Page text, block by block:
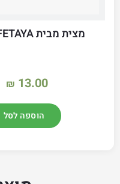
מצית מבית FETAYA עם זנב
₪ 13.00
הוספה לסל